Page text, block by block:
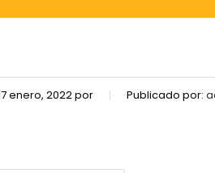
enero, 2022 por Publicado por: